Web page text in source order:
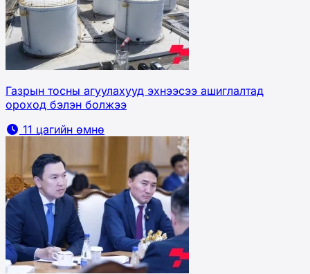
Газрын тосны агуулахууд эхнээсээ ашиглалтад
ороход бэлэн болжээ
11 цагийн өмнө